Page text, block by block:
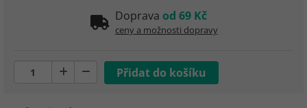
Doprava od 69 Kč
ceny a možnosti dopravy